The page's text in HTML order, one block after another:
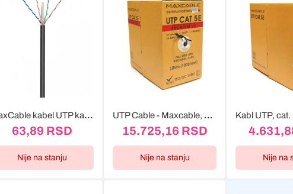
MaxCable kabel UTP kat.6 CU UV crni 1m
63,89 RSD
Nije na stanju
UTP Cable - Maxcable, cat. 5e, 305m, outdoor, CU otporan...
15.725,16 RSD
Nije na stanju Nije na